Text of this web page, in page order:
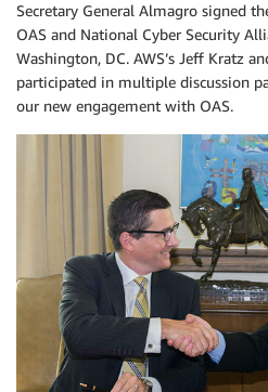
Secretary General Almagro signed
OAS and National Cyber Security
Washington, DC. AWS’s Jeff Kratz
participated in multiple discussion
our new engagement with OAS.